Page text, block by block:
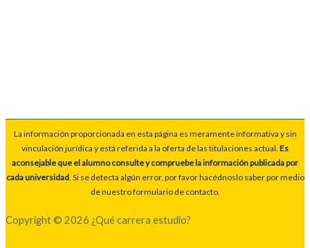
La información proporcionada en esta página es meramente informativa y sin
vinculación jurídica y está referida a la oferta de las titulaciones actual. Es
aconsejable que el alumno consulte y compruebe la información publicada por
cada universidad. Si se detecta algún error, por favor hacédnoslo saber por medio
de nuestro formulario de contacto.
Copyright © 2026 ¿Qué carrera estudio?